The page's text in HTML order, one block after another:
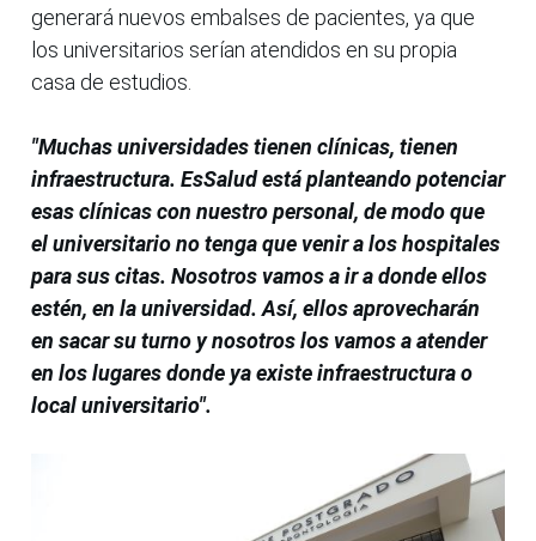
generará nuevos embalses de pacientes, ya que
los universitarios serían atendidos en su propia
casa de estudios.
"Muchas universidades tienen clínicas, tienen
infraestructura. EsSalud está planteando potenciar
esas clínicas con nuestro personal, de modo que
el universitario no tenga que venir a los hospitales
para sus citas. Nosotros vamos a ir a donde ellos
estén, en la universidad. Así, ellos aprovecharán
en sacar su turno y nosotros los vamos a atender
en los lugares donde ya existe infraestructura o
local universitario".